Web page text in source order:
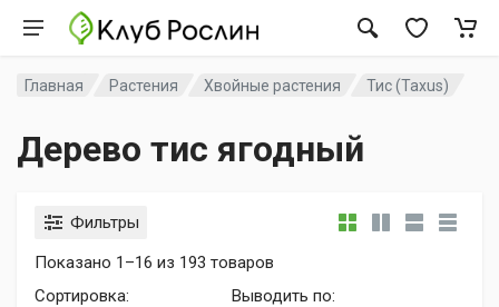
Главная Растения Хвойные растения Тис (Taxus)
Дерево тис ягодный
Фильтры
Показано 1–16 из 193 товаров
Сортировка: Выводить по: